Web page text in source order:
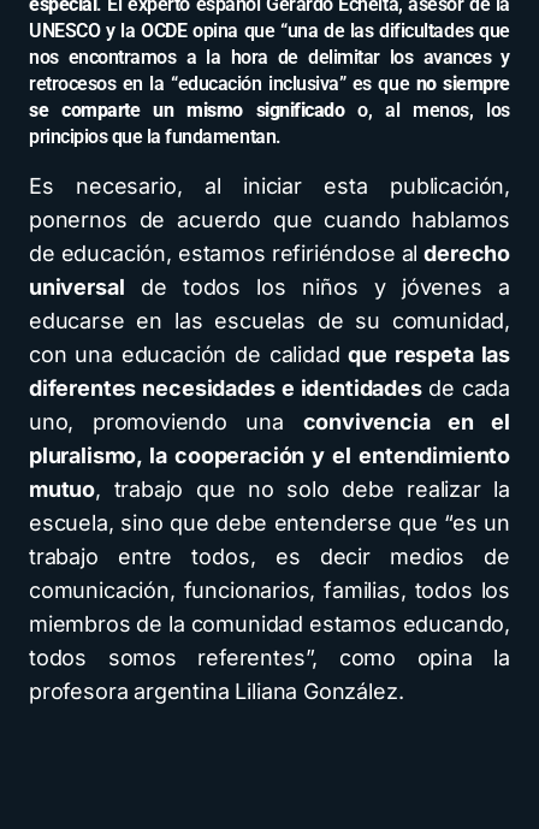
UNESCO y la OCDE opina que “una de las dificultades que
nos encontramos a la hora de delimitar los avances y
retrocesos en la “educación inclusiva” es que no siempre
se comparte un mismo significadoo, al menos, los
principios que la fundamentan.
Es necesario, al iniciar esta publicación,
ponernos de acuerdo que cuando hablamos
de educación, estamos refiriéndose alderecho
universal de todos los niños y jóvenes a
educarse en las escuelas de su comunidad,
con una educación de calidadque respeta las
diferentes necesidades e identidades de cada
uno, promoviendo una convivencia en el
pluralismo, la cooperación y el entendimiento
mutuo, trabajo que no solo debe realizar la
escuela, sino que debe entenderse que “es un
trabajo entre todos, es decir medios de
comunicación, funcionarios, familias, todos los
miembros de la comunidad estamos educando,
todos somos referentes”, como opina la
profesora argentina Liliana González.